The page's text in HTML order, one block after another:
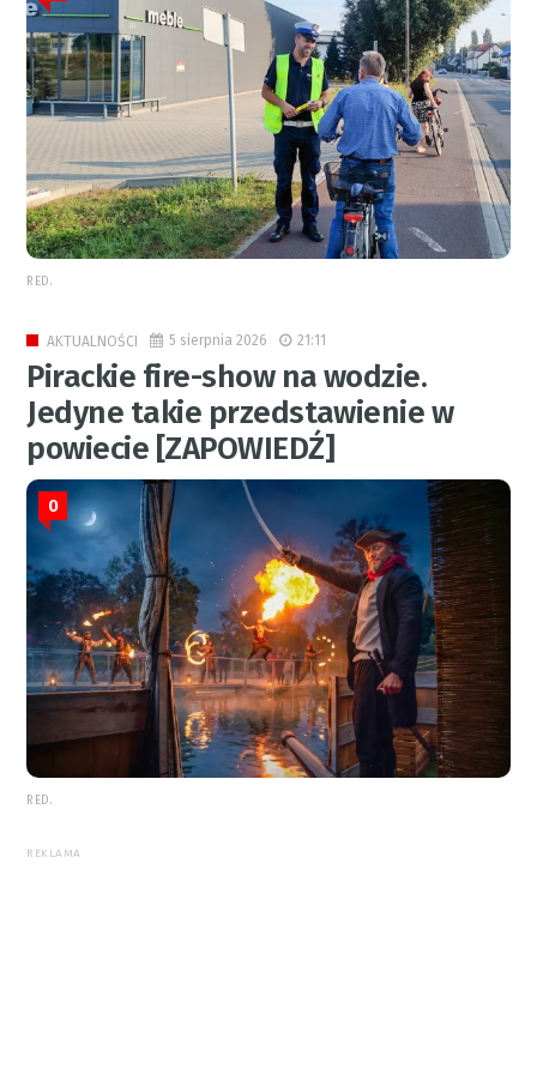
RED.
AKTUALNOŚCI 5 sierpnia 2026 21:11
Pirackie fire-show na wodzie.
Jedyne takie przedstawienie w
powiecie [ZAPOWIEDŹ]
0
RED.
REKLAMA